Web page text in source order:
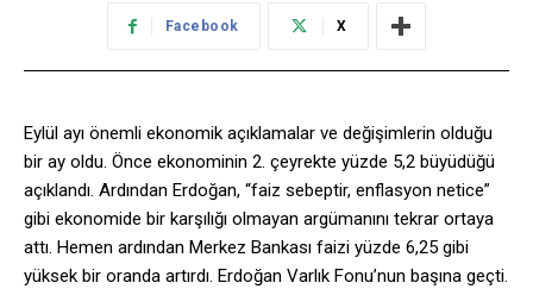
Facebook X
Eylül ayı önemli ekonomik açıklamalar ve değişimlerin olduğu
bir ay oldu. Önce ekonominin 2. çeyrekte yüzde 5,2 büyüdüğü
açıklandı. Ardından Erdoğan, “faiz sebeptir, enflasyon netice”
gibi ekonomide bir karşılığı olmayan argümanını tekrar ortaya
attı. Hemen ardından Merkez Bankası faizi yüzde 6,25 gibi
yüksek bir oranda artırdı. Erdoğan Varlık Fonu’nun başına geçti.